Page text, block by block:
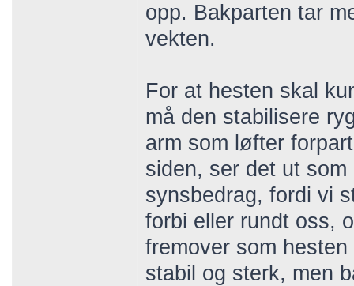
opp. Bakparten tar
vekten.
For at hesten skal
må den stabilisere
arm som løfter
siden, ser det ut
synsbedrag, fordi vi
forbi eller rundt oss,
fremover som
stabil og sterk, men